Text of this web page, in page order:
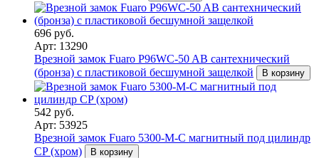
696 руб.
Арт: 13290
Врезной замок Fuaro P96WC-50 AB сантехнический
(бронза) с пластиковой бесшумной защелкой
В корзину
542 руб.
Арт: 53925
Врезной замок Fuaro 5300-M-C магнитный под цилиндр
CP (хром)
В корзину